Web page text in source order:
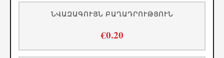
ՆՎԱԶԱԳՈՒՅՆ ԲԱՂԱԴՐՈՒԹՅՈՒՆ
€0.20